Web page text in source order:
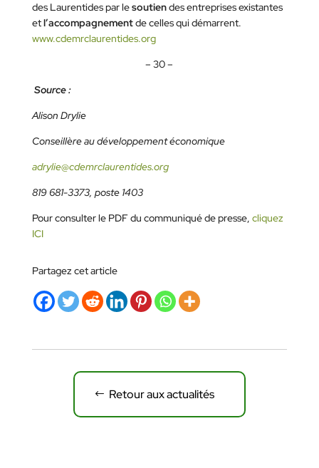
des Laurentides par lesoutiendes entreprises existantes
etl’accompagnementde celles qui démarrent.
www.cdemrclaurentides.org
– 30 –
Source :
Alison Drylie
Conseillère au développement économique
adrylie@cdemrclaurentides.org
819 681-3373, poste 1403
Pour consulter le PDF du communiqué de presse, cliquez
ICI
Partagez cet article
Retour aux actualités